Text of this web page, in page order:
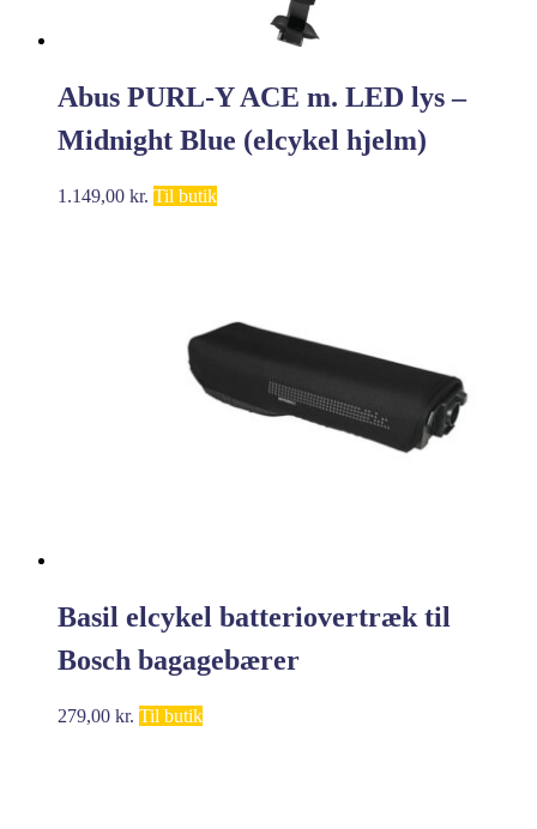
Abus PURL-Y ACE m. LED lys –
Midnight Blue (elcykel hjelm)
1.149,00 kr. Til butik
Basil elcykel batteriovertræk til
Bosch bagagebærer
279,00 kr. Til butik